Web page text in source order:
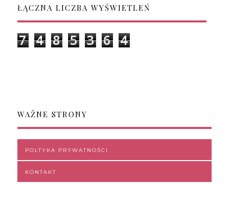
ŁĄCZNA LICZBA WYŚWIETLEŃ
7 4 8 5 3 6 4
WAŻNE STRONY
POLTYKA PRYWATNOŚCI
KONTAKT